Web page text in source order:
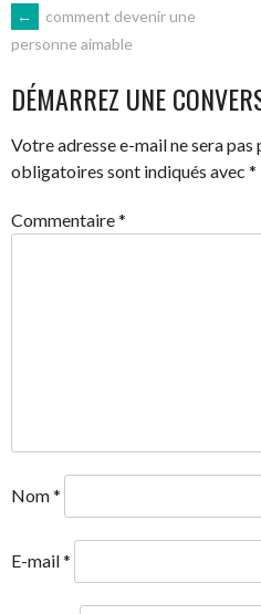
NAVIGATION
DES
ARTICLES
←
comment devenir une
personne aimable
DÉMARREZ UNE
Votre adresse e-mail ne sera pas
obligatoires sont indiqués avec *
Commentaire*
Nom*
E-mail*